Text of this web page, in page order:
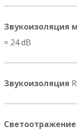
Звукоизоляция
= 24 dB
Звукоизоляция
Светоотражение